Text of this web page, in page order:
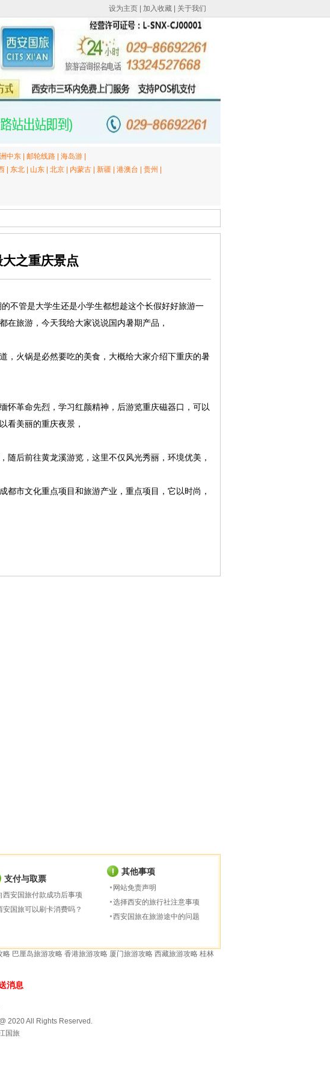
设为主页 加入收藏 关于我们
中东 邮轮线路 海岛游
东北 山东 北京 内蒙古 新疆 港澳台 贵州
之重庆景点
不管是大学生还是小学生都想趁这个长假好好旅游一
在旅游，今天我给大家说说国内暑期产品，
，火锅是必然要吃的美食，大概给大家介绍下重庆的暑
怀革命先烈，学习红颜精神，后游览重庆磁器口，可以
看美丽的重庆夜景，
后前往黄龙溪游览，这里不仅风光秀丽，环境优美，
市文化重点项目和旅游产业，重点项目，它以时尚，
支付与取票
西安国旅付款成功后事项
安国旅可以刷卡消费吗？
其他事项
网站免责声明
选择西安的旅行社注意事项
西安国旅在旅游途中的问题
略 巴厘岛旅游攻略 香港旅游攻略 厦门旅游攻略 西藏旅游攻略 桂林
2020 All Rights Reserved.
国旅